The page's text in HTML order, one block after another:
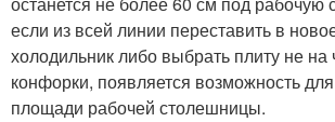
если из всей линии переставить в
холодильник либо выбрать плиту не
конфорки, появляется возможность
площади рабочей столешницы.